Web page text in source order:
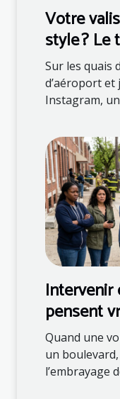
Votre
style ? Le
de mode
Sur les quais
d’aéroport et
Instagram,
Intervenir
pensent
Quand une
un
l’embrayage